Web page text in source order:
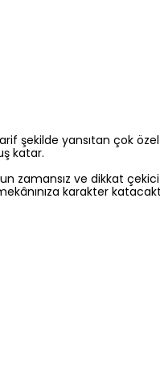
şekilde yansıtan çok
katar.
zamansız ve dikkat
karakter